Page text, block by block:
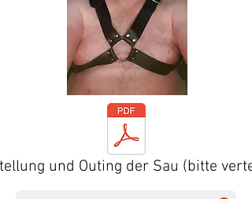
und Outing der Sau (bitte